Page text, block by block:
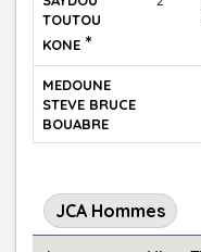
TOUTOU
KONE *
MEDOUNE
STEVE BRUCE
BOUABRE
JCA Hommes